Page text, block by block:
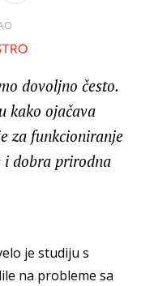
dovoljno često.
kako ojačava
za funkcioniranje
i dobra prirodna
je studiju s
na probleme sa